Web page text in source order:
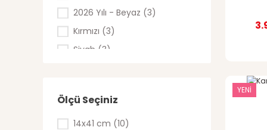
7 / 8 Yaş (1)
9 / 10 Yaş (1)
S (1)
2026 Yılı - Beyaz (3)
Kırmızı (3)
Siyah (3)
Gri (1)
Karışık Renk (1)
Ölçü Seçiniz
14x41 cm (10)
YENİ